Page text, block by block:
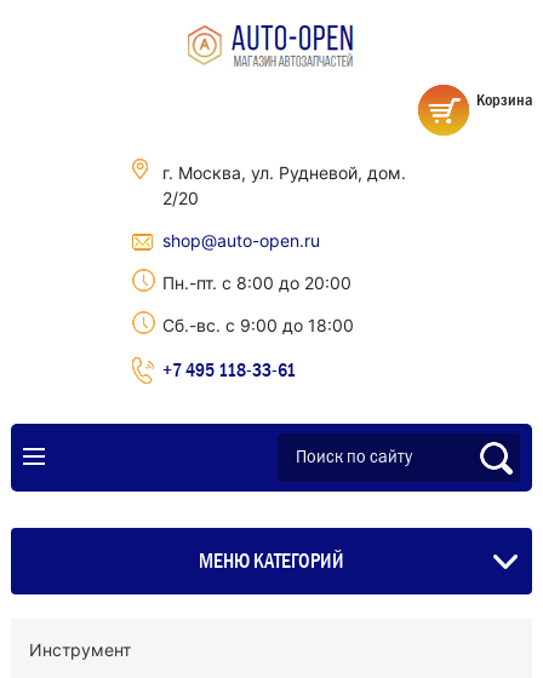
г. Москва, ул. Рудневой, дом.
2/20
shop@auto-open.ru
Пн.-пт. с 8:00 до 20:00
Сб.-вс. с 9:00 до 18:00
+7 495 118-33-61
Корзина
МЕНЮ КАТЕГОРИЙ
Инструмент